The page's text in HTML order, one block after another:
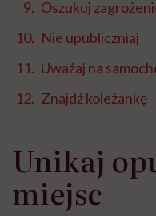
Oszukuj
Nie upubliczniaj
Uważaj na
Znajdź koleżankę
Unikaj
miejsc